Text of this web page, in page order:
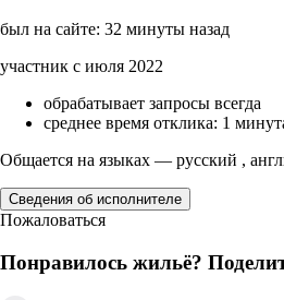
был на сайте: 32 минуты назад
участник с июля 2022
обрабатывает запросы всегда
среднее время отклика: 1
Общается на языках — русский ,
Сведения об исполнителе
Пожаловаться
Понравилось жильё?